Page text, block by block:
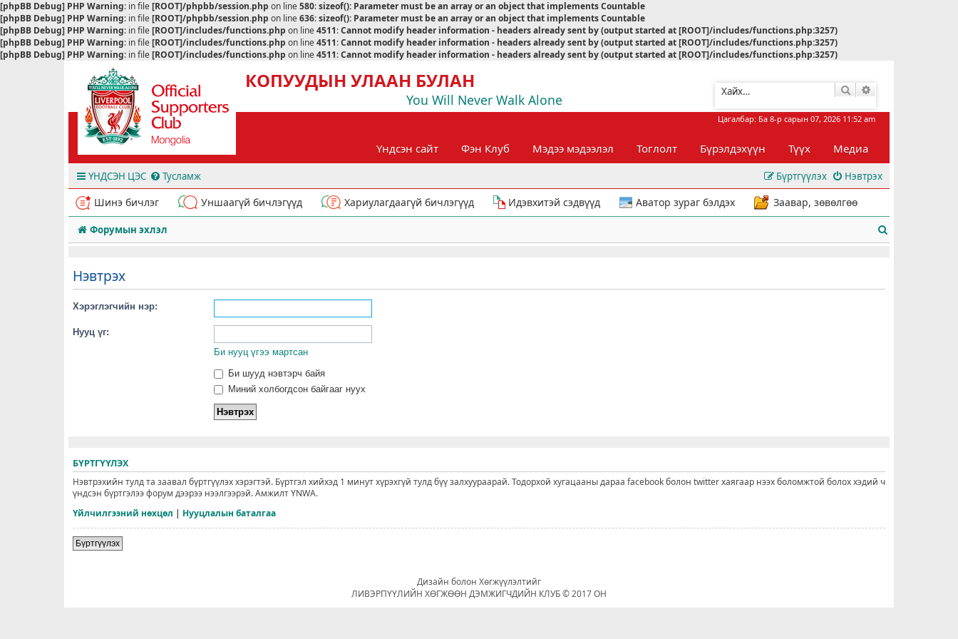
[phpBB Debug] PHP Warning: in file[ROOT]/phpbb/session.php on line580:sizeof(): Parameter must be an array or an object that implements Countable
[phpBB Debug] PHP Warning: in file[ROOT]/phpbb/session.php on line636:sizeof(): Parameter must be an array or an object that implements Countable
[phpBB Debug] PHP Warning: in file[ROOT]/includes/functions.php on line4511:Cannot modify header information - headers already sent by (output started at [ROOT]/includes/functions.php:3257)
[phpBB Debug] PHP Warning: in file[ROOT]/includes/functions.php on line4511:Cannot modify header information - headers already sent by (output started at [ROOT]/includes/functions.php:3257)
[phpBB Debug] PHP Warning: in file[ROOT]/includes/functions.php on line4511:Cannot modify header information - headers already sent by (output started at [ROOT]/includes/functions.php:3257)
КОПУУДЫН УЛААН БУЛАН
You Will Never Walk Alone
Хайлт
Цагалбар: Ба 8-р сарын 07, 2026 11:52 am
Үндсэн сайт Фэн Клуб Мэдээ мэдээлэл Тоглолт Бүрэлдэхүүн Түүх Медиа
ҮНДСЭН ЦЭС Тусламж Нэвтрэх
Бүртгүүлэх
Шинэ бичлэг Уншаагүй бичлэгүүд Хариулагдаагүй бичлэгүүд Идэвхитэй сэдвүүд Аватор зураг бэлдэх Заавар, зөвөлгөө
Форумын эхлэл
Нэвтрэх
Хэрэглэгчийн нэр:
Нууц үг:
Би нууц үгээ мартсан
Би шууд нэвтэрч байя
Миний холбогдсон байгааг нуух
БҮРТГҮҮЛЭХ
Нэвтрэхийн тулд та заавал бүртгүүлэх хэрэгтэй. Бүртгэл хийхэд 1 минут хүрэхгүй тулд бүү залхуураарай. Тодорхой хугацааны дараа facebook болон twitter хаягаар нээх боломжтой болох хэдий ч
үндсэн бүртгэлээ форум дээрээ нээлгээрэй. Амжилт YNWA.
Үйлчилгээний нөхцөл | Нууцлалын баталгаа
Бүртгүүлэх
Дизайн болон Хөгжүүлэлтийг
ЛИВЭРПҮҮЛИЙН ХӨГЖӨӨН ДЭМЖИГЧДИЙН КЛУБ © 2017 ОН